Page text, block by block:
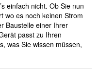
einfach nicht. Ob Sie nun
wo es noch keinen Strom
Baustelle einer Ihrer
passt zu Ihren
was Sie wissen müssen,